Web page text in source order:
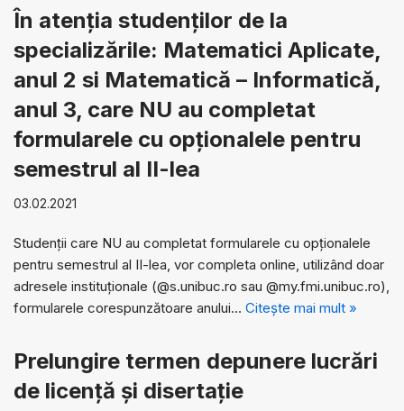
În atenția studenților de la
specializările: Matematici Aplicate,
anul 2 si Matematică – Informatică,
anul 3, care NU au completat
formularele cu opționalele pentru
semestrul al II-lea
03.02.2021
Studenții care NU au completat formularele cu opționalele
pentru semestrul al II-lea, vor completa online, utilizând doar
adresele instituţionale (@s.unibuc.ro sau @my.fmi.unibuc.ro),
formularele corespunzătoare anului… Citește mai mult »
Prelungire termen depunere lucrări
de licență și disertație